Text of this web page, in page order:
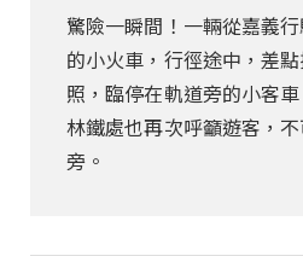
驚險一瞬間！一輛從嘉義
的小火車，行徑途中，差
照，臨停在軌道旁的小客車
林鐵處也再次呼籲遊客，
旁。